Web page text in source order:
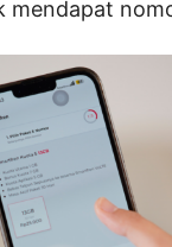
mendapat